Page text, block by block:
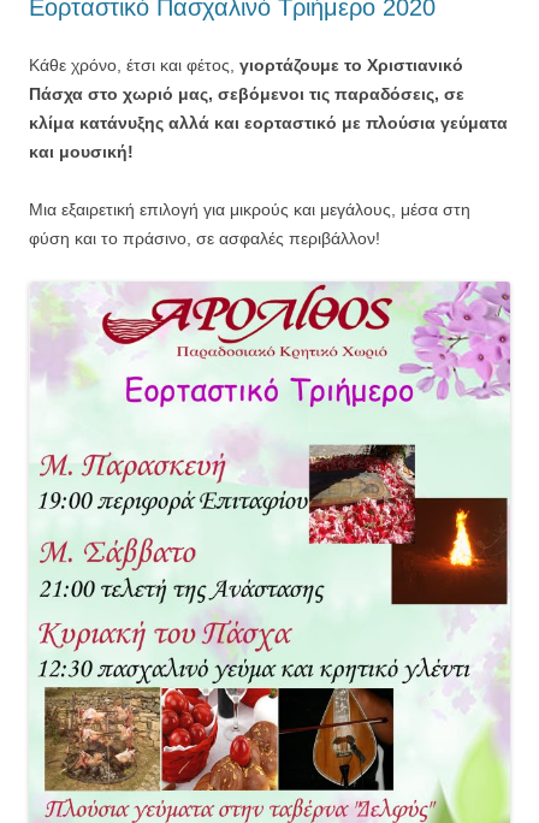
Εορταστικό Πασχαλινό Τριήμερο 2020
Κάθε χρόνο, έτσι και φέτος, γιορτάζουμε το Χριστιανικό
Πάσχα στο χωριό μας, σεβόμενοι τις παραδόσεις, σε
κλίμα κατάνυξης αλλά και εορταστικό με πλούσια γεύματα
και μουσική!
Μια εξαιρετική επιλογή για μικρούς και μεγάλους, μέσα στη
φύση και το πράσινο, σε ασφαλές περιβάλλον!